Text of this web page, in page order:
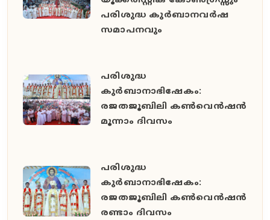
പരിശുദ്ധ കുർബാനവർഷ
സമാപനവും
പരിശുദ്ധ
കുർബാനാഭിഷേകം:
രജതജൂബിലി കൺവെൻഷൻ
മൂന്നാം ദിവസം
പരിശുദ്ധ
കുർബാനാഭിഷേകം:
രജതജൂബിലി കൺവെൻഷൻ
രണ്ടാം ദിവസം